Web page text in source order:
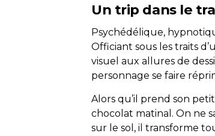
Un trip dans le
Psychédélique,
Officiant sous les traits
visuel aux allures de
personnage se faire
Alors qu’il prend son
chocolat matinal. On ne
sur le sol, il transforme